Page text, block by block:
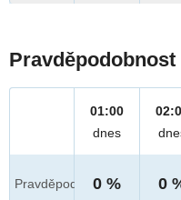
Pravděpod.
01:00
dnes
0 % 0